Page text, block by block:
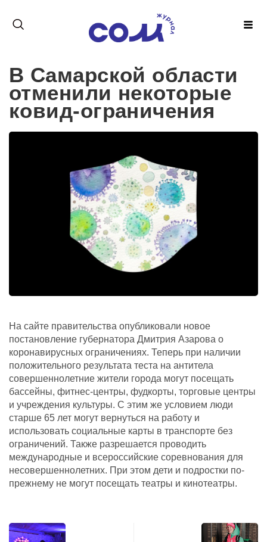
В Самарской области
отменили некоторые
ковид-ограничения
На сайте правительства опубликовали новое
постановление губернатора Дмитрия Азарова о
коронавирусных ограничениях. Теперь при наличии
положительного результата теста на антитела
совершеннолетние жители города могут посещать
бассейны, фитнес-центры, фудкорты, торговые центры
и учреждения культуры. С этим же условием люди
старше 65 лет могут вернуться на работу и
использовать социальные карты в транспорте без
ограничений. Также разрешается проводить
международные и всероссийские соревнования для
несовершеннолетних. При этом дети и подростки по-
прежнему не могут посещать театры и кинотеатры.